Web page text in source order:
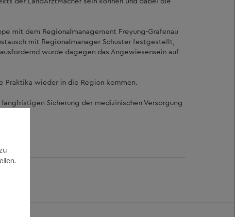
mit dem Regionalmanagement Freyung-Grafenau
mit Regionalmanager Schuster festgestellt,
wurde dagegen das Angewiesensein auf
Praktika wieder in die Region kommen.
Sicherung der medizinischen Versorgung